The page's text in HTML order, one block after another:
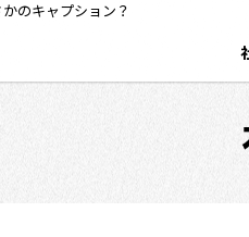
のキャプション？